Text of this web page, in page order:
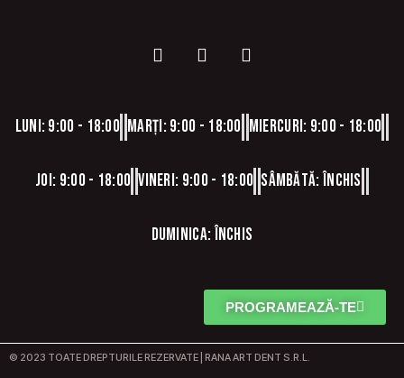
Luni: 9:00 - 18:00 Marți: 9:00 - 18:00 Miercuri: 9:00 - 18:00
Joi: 9:00 - 18:00 Vineri: 9:00 - 18:00 Sâmbătă: Închis
Duminica: Închis
PROGRAMEAZĂ-TE
© 2023 TOATE DREPTURILE REZERVATE | RANA ART DENT S.R.L.